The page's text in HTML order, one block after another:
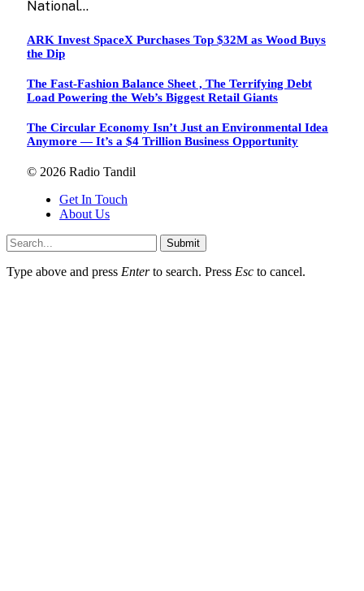
National…
ARK Invest SpaceX Purchases Top $32M as Wood Buys
the Dip
The Fast-Fashion Balance Sheet , The Terrifying Debt
Load Powering the Web’s Biggest Retail Giants
The Circular Economy Isn’t Just an Environmental Idea
Anymore — It’s a $4 Trillion Business Opportunity
© 2026 Radio Tandil
Get In Touch
About Us
Submit
Type above and press Enterto search. Press Esc to cancel.